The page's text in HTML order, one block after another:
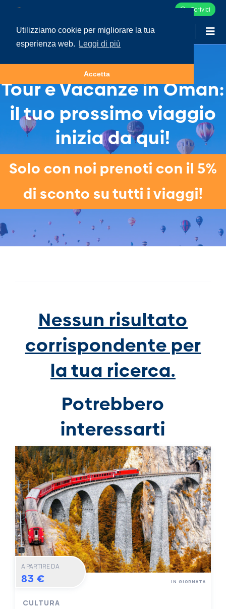
Utilizziamo cookie per migliorare la tua
esperienza web.
Leggi di più
Accetta
Scrivici
Tour e Vacanze in Oman:
il tuo prossimo viaggio
inizia da qui!
Solo con noi prenoti con il 5%
di sconto su tutti i viaggi!
Nessun risultato
corrispondente per
la tua ricerca.
Potrebbero
interessarti
A PARTIRE DA
83 €
CULTURA
IN GIORNATA